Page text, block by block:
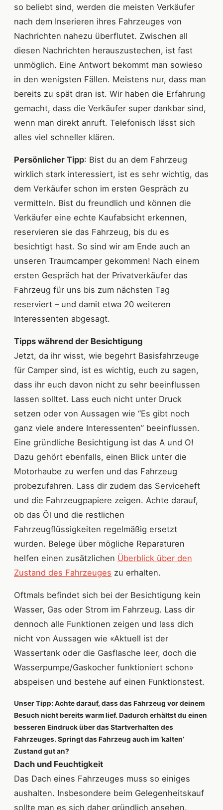
so beliebt sind, werden die meisten Verkäufer
nach dem Inserieren ihres Fahrzeuges von
Nachrichten nahezu überflutet. Zwischen all
diesen Nachrichten herauszustechen, ist fast
unmöglich. Eine Antwort bekommt man sowieso
in den wenigsten Fällen. Meistens nur, dass man
bereits zu spät dran ist. Wir haben die Erfahrung
gemacht, dass die Verkäufer super dankbar sind,
wenn man direkt anruft. Telefonisch lässt sich
alles viel schneller klären.
Persönlicher Tipp: Bist du an dem Fahrzeug
wirklich stark interessiert, ist es sehr wichtig, das
dem Verkäufer schon im ersten Gespräch zu
vermitteln. Bist du freundlich und können die
Verkäufer eine echte Kaufabsicht erkennen,
reservieren sie das Fahrzeug, bis du es
besichtigt hast. So sind wir am Ende auch an
unseren Traumcamper gekommen! Nach einem
ersten Gespräch hat der Privatverkäufer das
Fahrzeug für uns bis zum nächsten Tag
reserviert – und damit etwa 20 weiteren
Interessenten abgesagt.
Tipps während der Besichtigung
Jetzt, da ihr wisst, wie begehrt Basisfahrzeuge
für Camper sind, ist es wichtig, euch zu sagen,
dass ihr euch davon nicht zu sehr beeinflussen
lassen solltet. Lass euch nicht unter Druck
setzen oder von Aussagen wie “Es gibt noch
ganz viele andere Interessenten” beeinflussen.
Eine gründliche Besichtigung ist das A und O!
Dazu gehört ebenfalls, einen Blick unter die
Motorhaube zu werfen und das Fahrzeug
probezufahren. Lass dir zudem das Serviceheft
und die Fahrzeugpapiere zeigen. Achte darauf,
ob das Öl und die restlichen
Fahrzeugflüssigkeiten regelmäßig ersetzt
wurden. Belege über mögliche Reparaturen
helfen einen zusätzlichen Überblick über den
Zustand des Fahrzeuges zu erhalten.
Oftmals befindet sich bei der Besichtigung kein
Wasser, Gas oder Strom im Fahrzeug. Lass dir
dennoch alle Funktionen zeigen und lass dich
nicht von Aussagen wie «Aktuell ist der
Wassertank oder die Gasflasche leer, doch die
Wasserpumpe/Gaskocher funktioniert schon»
abspeisen und bestehe auf einen Funktionstest.
Unser Tipp: Achte darauf, dass das Fahrzeug vor deinem
Besuch nicht bereits warm lief. Dadurch erhältst du einen
besseren Eindruck über das Startverhalten des
Fahrzeuges. Springt das Fahrzeug auch im ‘kalten’
Zustand gut an?
Dach und Feuchtigkeit
Das Dach eines Fahrzeuges muss so einiges
aushalten. Insbesondere beim Gelegenheitskauf
sollte man es sich daher gründlich ansehen.